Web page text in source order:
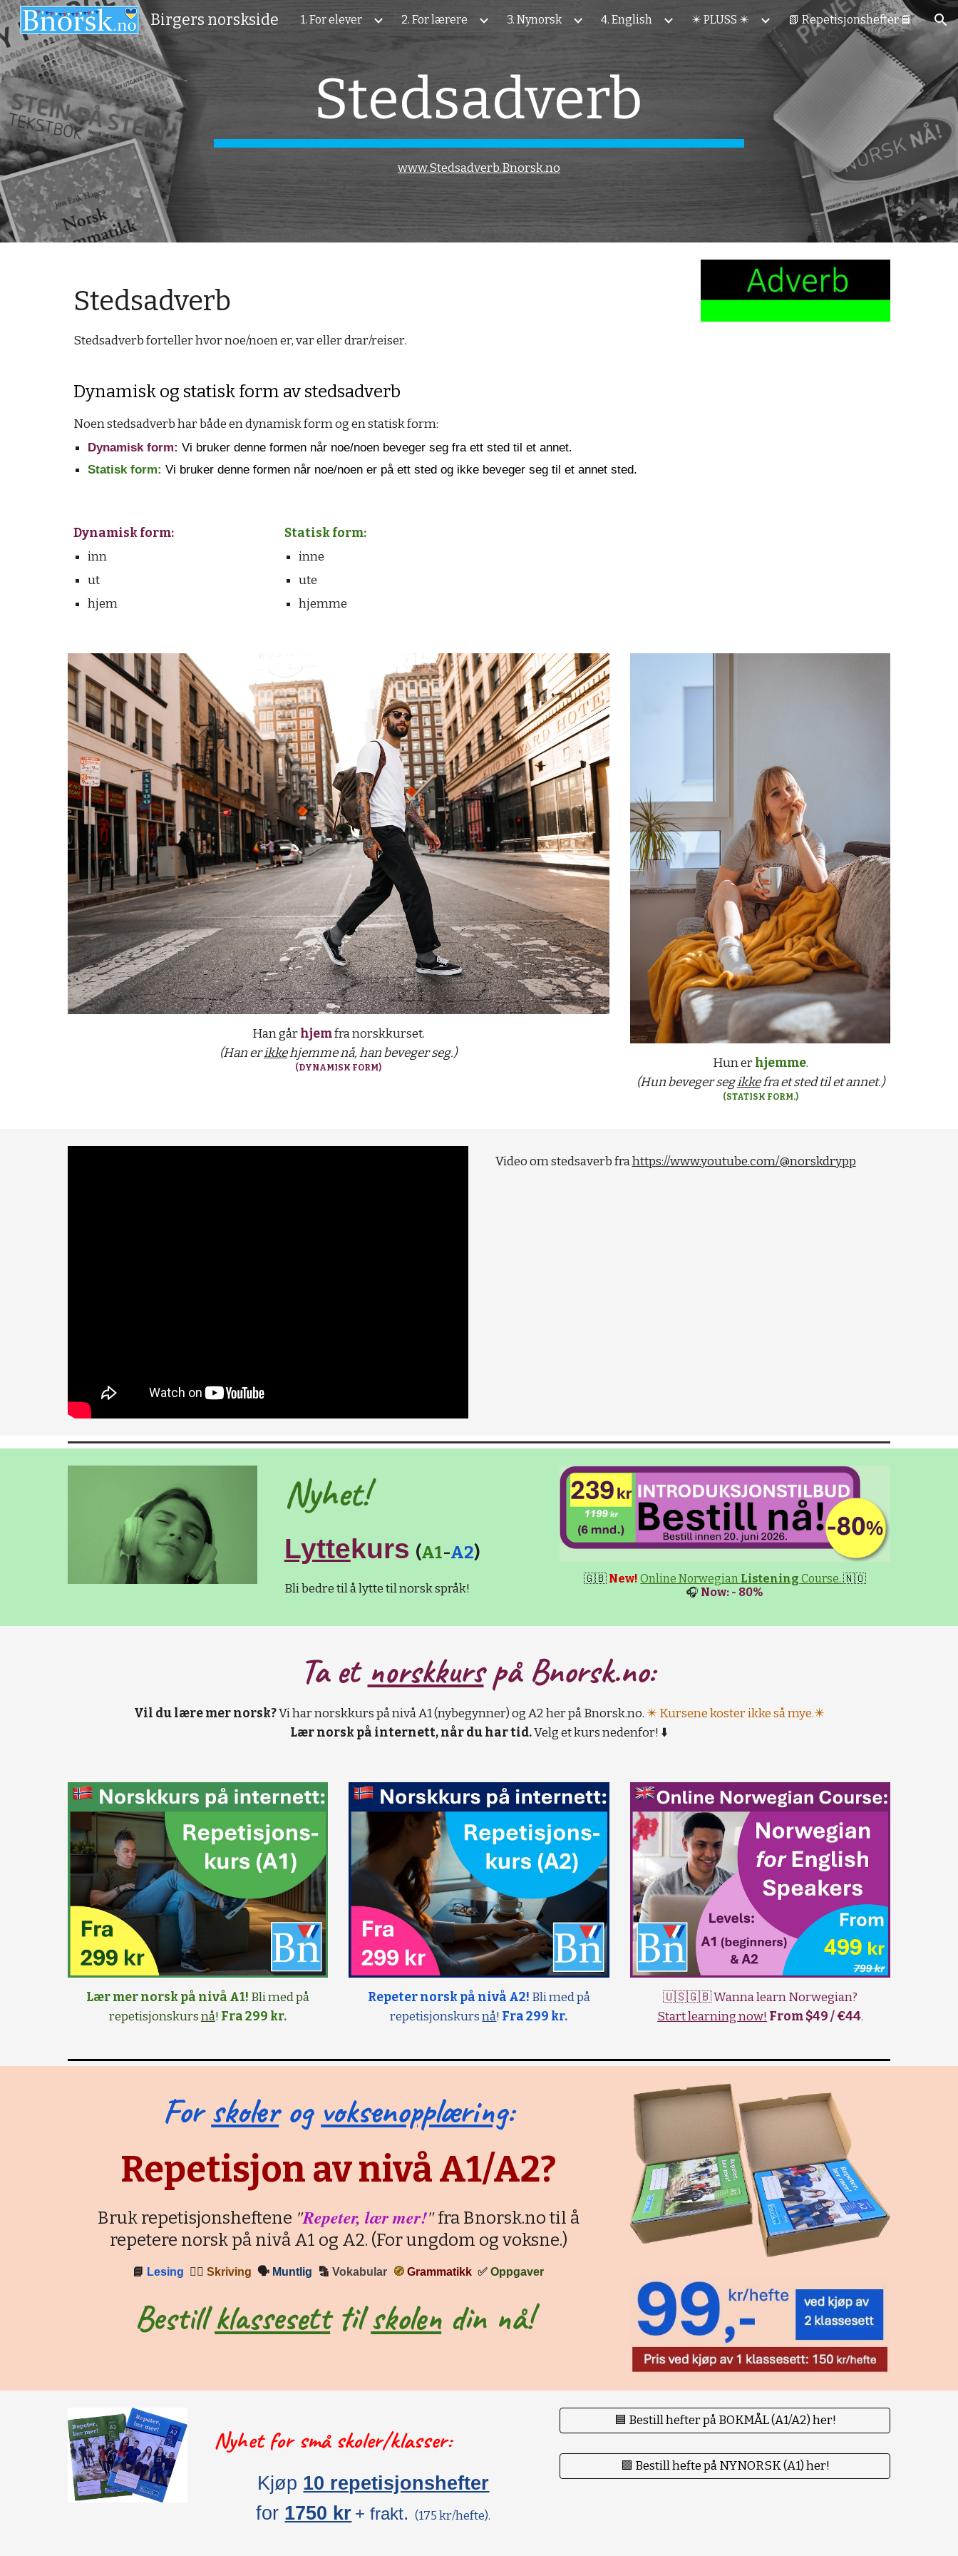
Skip to main content Skip to navigation
Birgers norskside 1. For elever 2. For lærere 3. Nynorsk 4. English ✴️ PLUSS ✴️ 📗 Repetisjonshefter 📘
Stedsadverb
www.Stedsadverb.Bnorsk.no
Stedsadverb
Stedsadverb forteller hvor noe/noen er, var eller drar/reiser.
Dynamisk og statisk form av stedsadverb
Noen stedsadverb har både en dynamisk form og en statisk form:
Dynamisk form: Vi bruker denne formen når noe/noen beveger seg fra ett sted til et annet.
Statisk form: Vi bruker denne formen når noe/noen er på ett sted og ikke beveger seg til et annet sted.
Dynamisk form:
inn
ut
hjem
Statisk form:
inne
ute
hjemme
Han gårhjemfra norskkurset.
(Han erikkehjemme nå, han beveger seg.)
(DYNAMISK FORM) Hun erhjemme.
(Hun beveger segikkefra et sted til et annet.)
(STATISK FORM.)
Video om stedsaverb frahttps://www.youtube.com/@norskdrypp
Nyhet!
Lyttekurs (A1-A2)
Bli bedre til å lytte til norsk språk!
🇬🇧 New! Online Norwegian Listening Course.🇳🇴
🎧 Now: - 80%
Ta et norskkurspå Bnorsk.no:
Vil du lære mer norsk?Vi har norskkurs på nivå A1 (nybegynner) og A2 her på Bnorsk.no. ✴️ Kursene koster ikke så mye.✴️
Lær norsk på internett, når du har tid.Velg et kurs nedenfor! ⬇️
Lær mer norsk på nivå A1! Bli med på
repetisjonskursnå! Fra 299 kr.
Repeter norsk på nivå A2! Bli med på
repetisjonskursnå! Fra 299 kr.
🇺🇸🇬🇧 Wanna learn Norwegian?
Start learning now! From $49 / €44.
Forskolerog voksenopplæring:
Repetisjon av nivå A1/A2?
Bruk repetisjonsheftene "Repeter, lær mer!"fra Bnorsk.no til å
repetere norsk på nivå A1 og A2. (For ungdom og voksne.)
📘 Lesing ✍🏼Skriving 🗣 Muntlig 🔡Vokabular 🧭Grammatikk ✅Oppgaver
Bestillklassesetttilskolendin nå!
Nyhet for små skoler/klasser:
Kjøp 10 repetisjonshefter
for 1750 kr + frakt.(175 kr/hefte).
🟦 Bestill hefter på BOKMÅL (A1/A2) her!
🟪 Bestill hefte på NYNORSK (A1) her!